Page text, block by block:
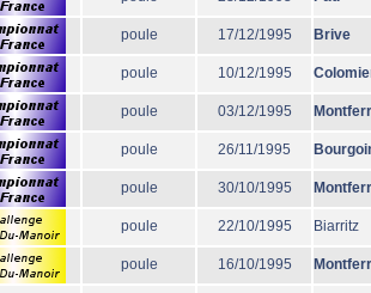
poule 17/12/1995 Brive
poule 10/12/1995
poule 03/12/1995
poule 26/11/1995
poule 30/10/1995
poule 22/10/1995 Biarritz
poule 16/10/1995